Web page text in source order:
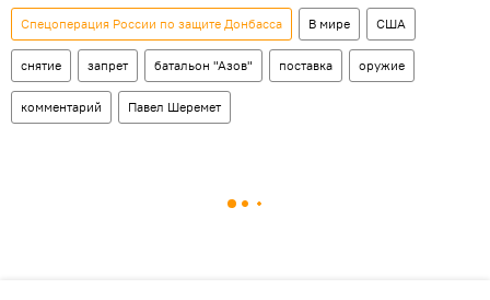
Спецоперация России по защите Донбасса В мире США
снятие запрет батальон "Азов" поставка оружие
комментарий Павел Шеремет